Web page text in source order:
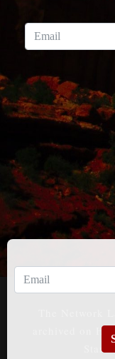
The Network
archived on